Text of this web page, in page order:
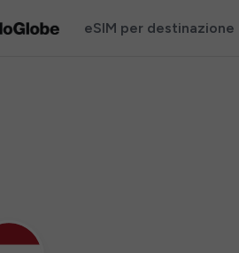
eSIM per destinazione